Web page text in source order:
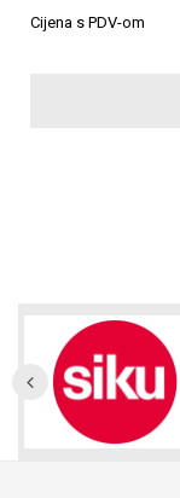
Cijena s PDV-om